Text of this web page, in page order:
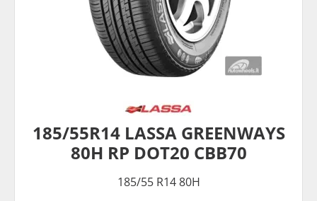
185/55R14 LASSA GREENWAYS
80H RP DOT20 CBB70
185/55 R14 80H